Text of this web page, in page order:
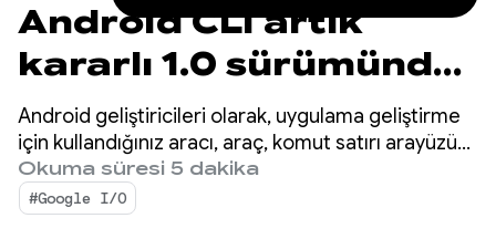
Android CLI artık
kararlı 1.0 sürümünde:
Herhangi bir aracı
kullanarak Android
için geliştirme
Android geliştiricileri olarak, uygulama geliştirme
için kullandığınız aracı, araç, komut satırı arayüzü
(KSA) ve büyük dil modelleri (LLM) konusunda
birçok seçeneğiniz vardır.
Okuma süresi 5 dakika
#Google I/O